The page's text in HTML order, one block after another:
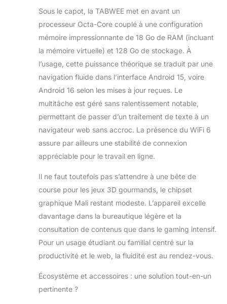
Sous le capot, la TABWEE met en avant un
processeur Octa-Core couplé à une configuration
mémoire impressionnante de 18 Go de RAM (incluant
la mémoire virtuelle) et 128 Go de stockage. À
l’usage, cette puissance théorique se traduit par une
navigation fluide dans l’interface Android 15, voire
Android 16 selon les mises à jour reçues. Le
multitâche est géré sans ralentissement notable,
permettant de passer d’un traitement de texte à un
navigateur web sans accroc. La présence du WiFi 6
assure par ailleurs une stabilité de connexion
appréciable pour le travail en ligne.
Il ne faut toutefois pas s’attendre à une bête de
course pour les jeux 3D gourmands, le chipset
graphique Mali restant modeste. L’appareil excelle
davantage dans la bureautique légère et la
consultation de contenus que dans le gaming intensif.
Pour un usage étudiant ou familial centré sur la
productivité et le web, la fluidité est au rendez-vous.
Écosystème et accessoires : une solution tout-en-un
pertinente ?